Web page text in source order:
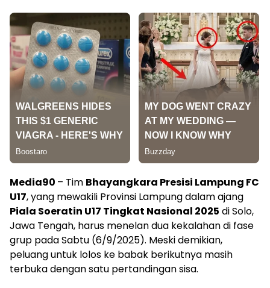
Media90 – Tim Bhayangkara Presisi Lampung FC
U17, yang mewakili Provinsi Lampung dalam ajang
Piala Soeratin U17 Tingkat Nasional 2025 di Solo,
Jawa Tengah, harus menelan dua kekalahan di fase
grup pada Sabtu (6/9/2025). Meski demikian,
peluang untuk lolos ke babak berikutnya masih
terbuka dengan satu pertandingan sisa.